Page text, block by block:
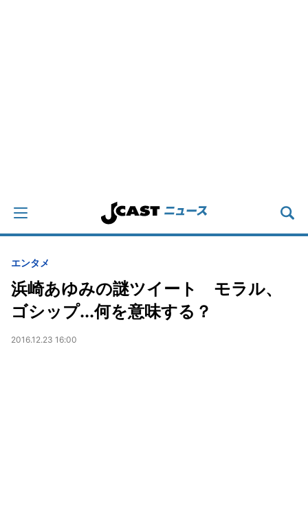
エンタメ
浜崎あゆみの謎ツイート モラル、
ゴシップ...何を意味する？
2016.12.23 16:00